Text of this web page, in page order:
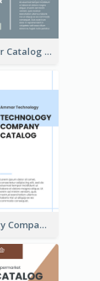
Sportswear Catalog
Technology Company Catalog